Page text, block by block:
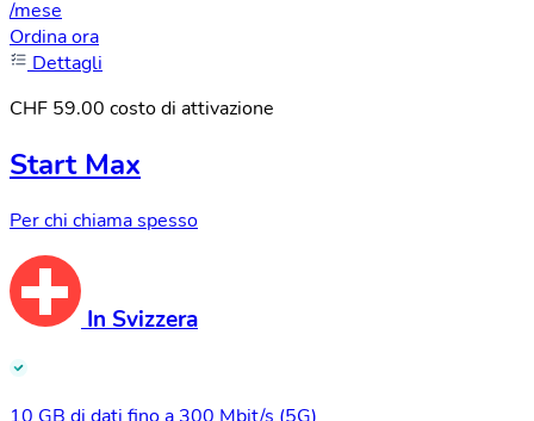
/mese
Ordina ora
Dettagli
CHF 59.00 costo di attivazione
Start Max
Per chi chiama spesso
In Svizzera